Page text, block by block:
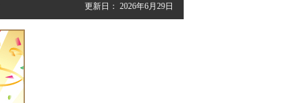
更新日： 2026年6月29日